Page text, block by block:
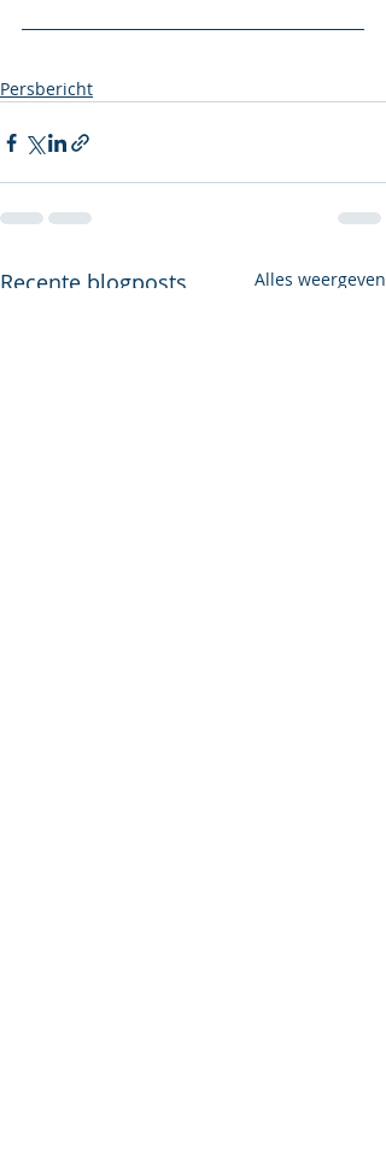
Persbericht
Recente blogposts Alles weergeven